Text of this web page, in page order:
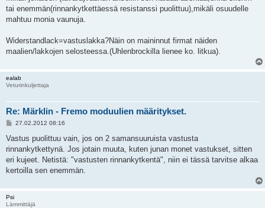
tai enemmän(rinnankytkettäessä resistanssi puolittuu),mikäli osuudelle
mahtuu monia vaunuja.
Widerstandlack=vastuslakka?Näin on maininnut firmat näiden
maalien/lakkojen selosteessa.(Uhlenbrockilla lienee ko. litkua).
ealab
Veturinkuljettaja
Re: Märklin - Fremo moduulien määritykset.
V
e
t
i
27.02.2012 08:16
Vastus puolittuu vain, jos on 2 samansuuruista vastusta
rinnankytkettynä. Jos jotain muuta, kuten junan monet vastukset, sitten
eri kujeet. Netistä: "vastusten rinnankytkentä", niin ei tässä tarvitse alkaa
kertoilla sen enemmän.
Psi
Lämmittäjä